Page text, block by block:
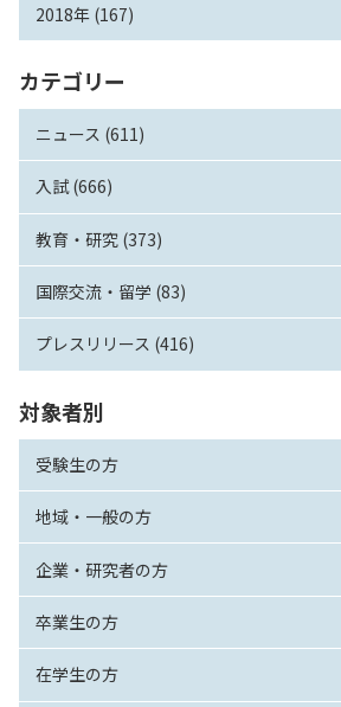
2018年 (167)
カテゴリー
ニュース (611)
入試 (666)
教育・研究 (373)
国際交流・留学 (83)
プレスリリース (416)
対象者別
受験生の方
地域・一般の方
企業・研究者の方
卒業生の方
在学生の方